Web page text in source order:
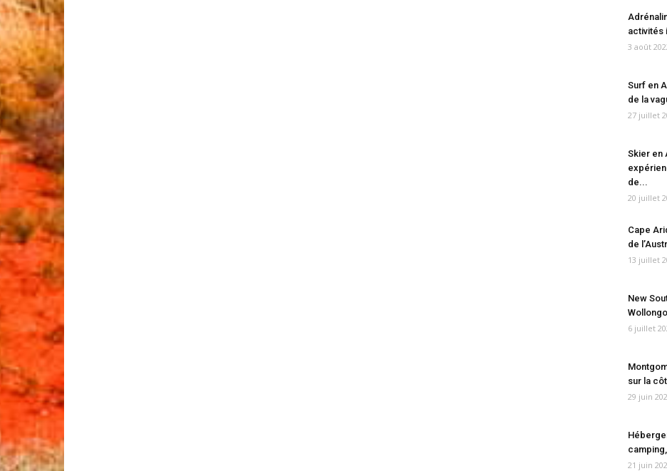
activités
3 août
Surf en
de la
27 juillet
Skier en
de...
20 juillet
Cape
de
13 juillet
New
6 juillet
sur la
29 juin
21 juin